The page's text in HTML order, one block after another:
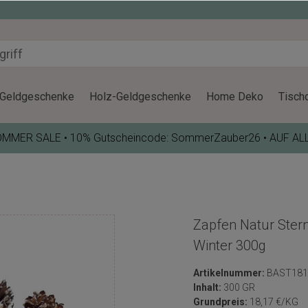
Geldgeschenke Holz-Geldgeschenke Home Deko
SALE • 10% Gutscheincode: SommerZauber26 • AUF
Zapfen Natur
Winter 300g
Artikelnummer: BAST181
Inhalt: 300 GR
Grundpreis: 18,17 €/KG